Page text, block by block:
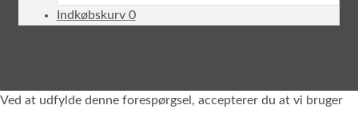
Indkøbskurv 0
Ved at udfylde denne forespørgsel, accepterer du at vi bruger